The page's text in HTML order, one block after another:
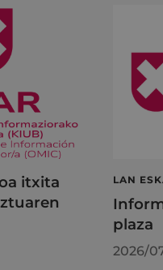
itxita
LAN
plaza
2026/